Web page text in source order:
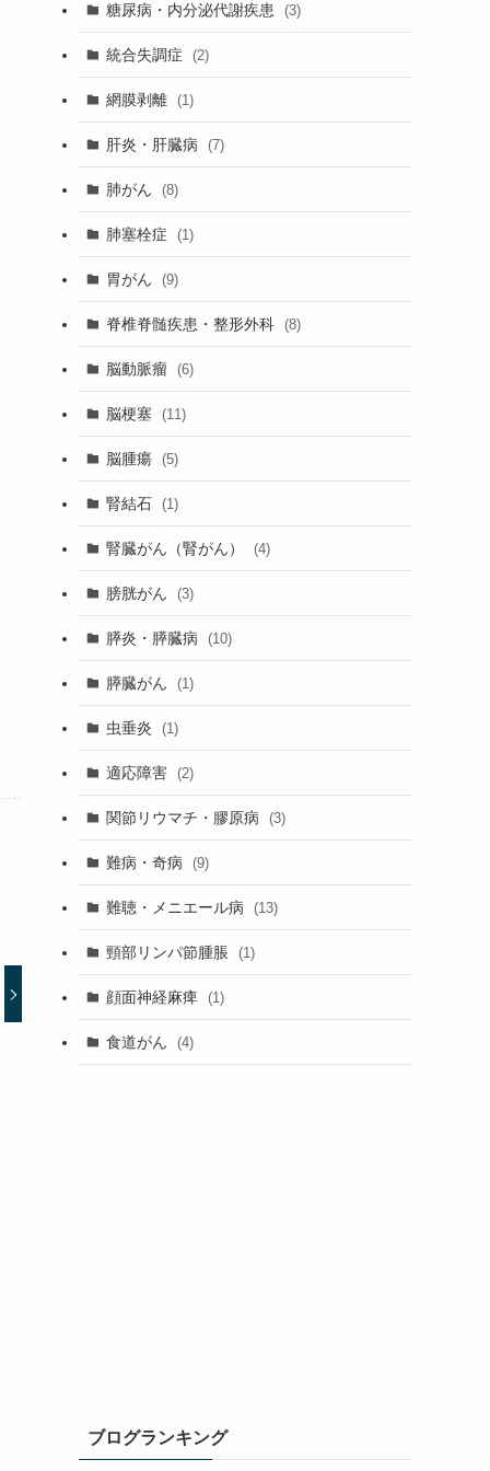
糖尿病・内分泌代謝疾患 (3)
統合失調症 (2)
網膜剥離 (1)
肝炎・肝臓病 (7)
肺がん (8)
肺塞栓症 (1)
胃がん (9)
脊椎脊髄疾患・整形外科 (8)
脳動脈瘤 (6)
脳梗塞 (11)
脳腫瘍 (5)
腎結石 (1)
腎臓がん（腎がん） (4)
膀胱がん (3)
膵炎・膵臓病 (10)
膵臓がん (1)
虫垂炎 (1)
適応障害 (2)
関節リウマチ・膠原病 (3)
難病・奇病 (9)
難聴・メニエール病 (13)
頸部リンパ節腫脹 (1)
顔面神経麻痺 (1)
食道がん (4)
ブログランキング